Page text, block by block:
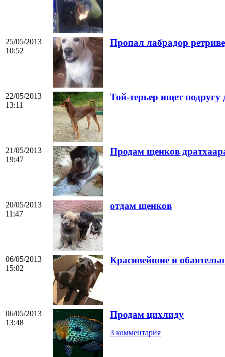
25/05/2013
10:52
Пропал лабрадор
22/05/2013
13:11
Той-терьер ищет подругу
21/05/2013
19:47
Продам щенков
20/05/2013
11:47
отдам щенков
06/05/2013
15:02
Красивейшие и
06/05/2013
13:48
Продам цихлиду
3 комментария